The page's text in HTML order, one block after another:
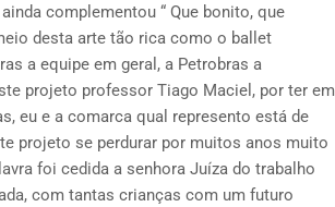
complementou “ Que bonito, que
desta arte tão rica como o ballet
a equipe em geral, a Petrobras a
projeto professor Tiago Maciel, por ter em
eu e a comarca qual represento está de
projeto se perdurar por muitos anos muito
foi cedida a senhora Juíza do trabalho
com tantas crianças com um futuro